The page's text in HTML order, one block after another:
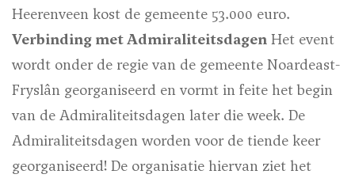
Heerenveen kost de gemeente 53.000 euro.
Verbinding met Admiraliteitsdagen Het event
wordt onder de regie van de gemeente Noardeast-
Fryslân georganiseerd en vormt in feite het begin
van de Admiraliteitsdagen later die week. De
Admiraliteitsdagen worden voor de tiende keer
georganiseerd! De organisatie hiervan ziet het